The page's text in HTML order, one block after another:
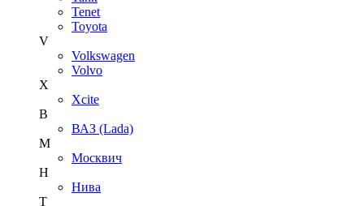
Tenet
Toyota
V
Volkswagen
Volvo
X
Xcite
В
ВАЗ (Lada)
М
Москвич
Н
Нива
Т